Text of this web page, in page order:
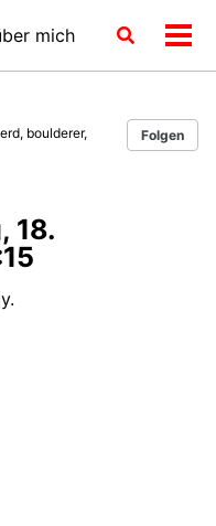
mich
Toggle
boulderer,
Folgen
18.